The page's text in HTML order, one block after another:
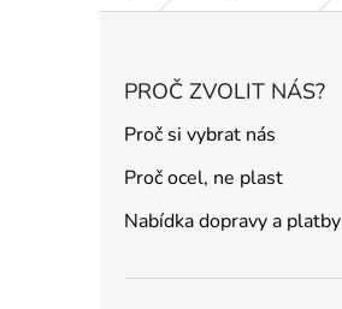
PROČ ZVOLIT NÁS?
Proč si vybrat nás
Proč ocel, ne plast
Nabídka dopravy a platby